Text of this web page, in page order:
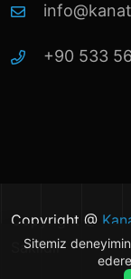
+90 533
Copyright @
Saklıdır
Sitemiz